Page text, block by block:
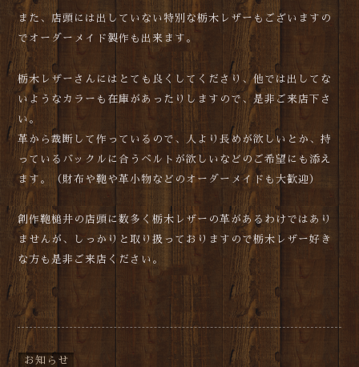
また、店頭には出していない特別な栃木レザーもございますの
でオーダーメイド製作も出来ます。
栃木レザーさんにはとても良くしてくださり、他では出してな
いようなカラーも在庫があったりしますので、是非ご来店下さ
い。
革から裁断して作っているので、人より長めが欲しいとか、持
っているバックルに合うベルトが欲しいなどのご希望にも添え
ます。（財布や鞄や革小物などのオーダーメイドも大歓迎）
創作鞄槌井の店頭に数多く栃木レザーの革があるわけではあり
ませんが、しっかりと取り扱っておりますので栃木レザー好き
な方も是非ご来店ください。
お知らせ